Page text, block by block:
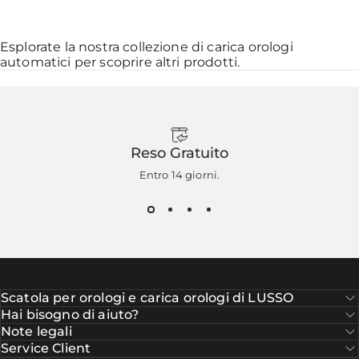
Esplorate la nostra collezione dicarica orologi
automatici per scoprire altri prodotti.
Reso Gratuito
Entro 14 giorni.
Scatola per orologi e carica orologi di LUSSO
Hai bisogno di aiuto?
Note legali
Service Client